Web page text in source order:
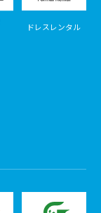
ドレスレンタル